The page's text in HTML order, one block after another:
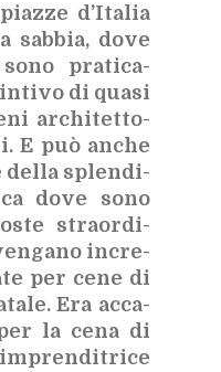
d’I­ta­lia
sab­bia, dove
pra­ti­ca­
di qua­si
ar­chi­tet­to­
E può an­che
del­la splen­di­
dove sono
straor­di­
in­cre­
per cene di
Era ac­ca­
la cena di